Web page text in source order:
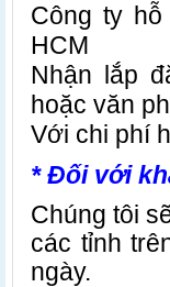
Công ty
HCM
Nhận lắp
hoặc văn
Với chi phí
* Đối với
Chúng tôi
các tỉnh
ngày.